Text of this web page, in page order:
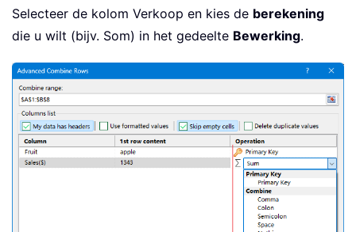
Selecteer de kolom Verkoop en kies de berekening
die u wilt (bijv. Som) in het gedeelte Bewerking.